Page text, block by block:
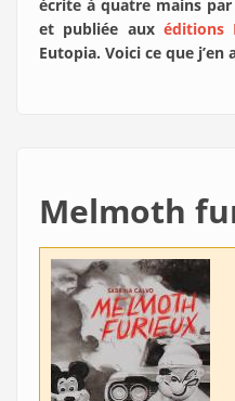
écrite à quatre mains
et publiée aux éditions
Eutopia. Voici ce que j’en
Melmoth